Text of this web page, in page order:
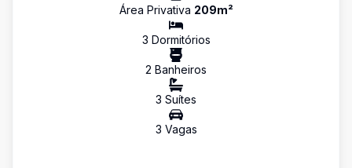
Área Privativa 209m²
3 Dormitórios
2 Banheiros
3 Suítes
3 Vagas